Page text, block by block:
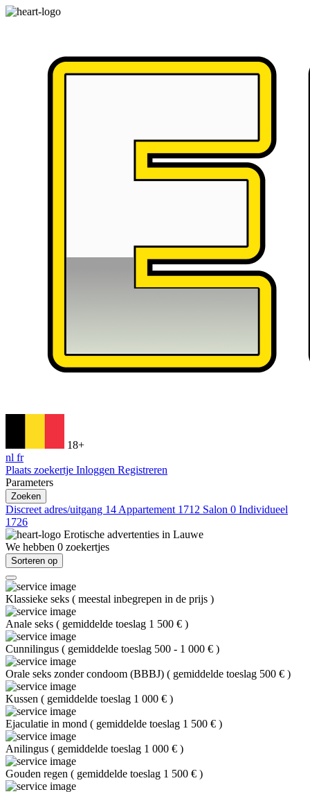
18+
nl fr
Plaats zoekertje Inloggen Registreren
Parameters
Zoeken
Discreet adres/uitgang 14 Appartement 1712 Salon 0 Individueel
1726
Erotische advertenties in Lauwe
We hebben 0 zoekertjes
Sorteren op
Klassieke seks ( meestal inbegrepen in de prijs )
Anale seks ( gemiddelde toeslag 1 500 € )
Cunnilingus ( gemiddelde toeslag 500 - 1 000 € )
Orale seks zonder condoom (BBBJ) ( gemiddelde toeslag 500 € )
Kussen ( gemiddelde toeslag 1 000 € )
Ejaculatie in mond ( gemiddelde toeslag 1 500 € )
Anilingus ( gemiddelde toeslag 1 000 € )
Gouden regen ( gemiddelde toeslag 1 500 € )